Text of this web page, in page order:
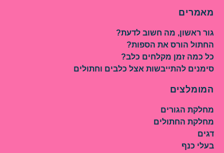
מאמרים
גור ראשון, מה חשוב לדעת?
החתול הורס את הספות?
כל כמה זמן מקלחים כלב?
סימנים להתייבשות אצל כלבים וחתולים
המומלצים
מחלקת הגורים
מחלקת החתולים
דגים
בעלי כנף